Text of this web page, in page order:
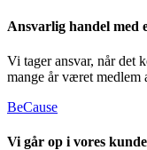
Ansvarlig handel med
Vi tager ansvar, når det
mange år været
BeCause
Vi går op i vores